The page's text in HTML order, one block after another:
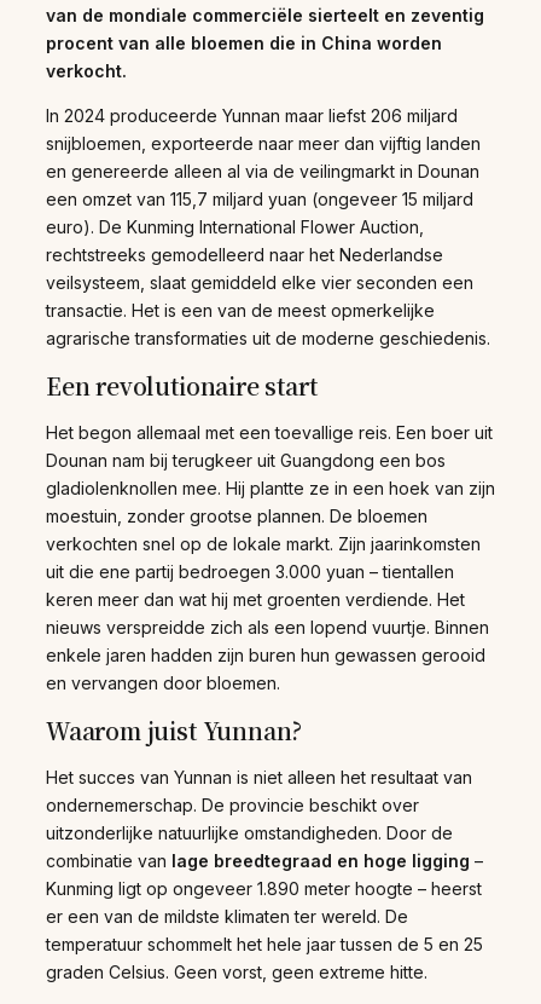
van de mondiale commerciële sierteelt en zeventig
procent van alle bloemen die in China worden
verkocht.
In 2024 produceerde Yunnan maar liefst 206 miljard
snijbloemen, exporteerde naar meer dan vijftig landen
en genereerde alleen al via de veilingmarkt in Dounan
een omzet van 115,7 miljard yuan (ongeveer 15 miljard
euro). De Kunming International Flower Auction,
rechtstreeks gemodelleerd naar het Nederlandse
veilsysteem, slaat gemiddeld elke vier seconden een
transactie. Het is een van de meest opmerkelijke
agrarische transformaties uit de moderne geschiedenis.
Een revolutionaire start
Het begon allemaal met een toevallige reis. Een boer uit
Dounan nam bij terugkeer uit Guangdong een bos
gladiolenknollen mee. Hij plantte ze in een hoek van zijn
moestuin, zonder grootse plannen. De bloemen
verkochten snel op de lokale markt. Zijn jaarinkomsten
uit die ene partij bedroegen 3.000 yuan – tientallen
keren meer dan wat hij met groenten verdiende. Het
nieuws verspreidde zich als een lopend vuurtje. Binnen
enkele jaren hadden zijn buren hun gewassen gerooid
en vervangen door bloemen.
Waarom juist Yunnan?
Het succes van Yunnan is niet alleen het resultaat van
ondernemerschap. De provincie beschikt over
uitzonderlijke natuurlijke omstandigheden. Door de
combinatie van lage breedtegraad en hoge ligging –
Kunming ligt op ongeveer 1.890 meter hoogte – heerst
er een van de mildste klimaten ter wereld. De
temperatuur schommelt het hele jaar tussen de 5 en 25
graden Celsius. Geen vorst, geen extreme hitte.